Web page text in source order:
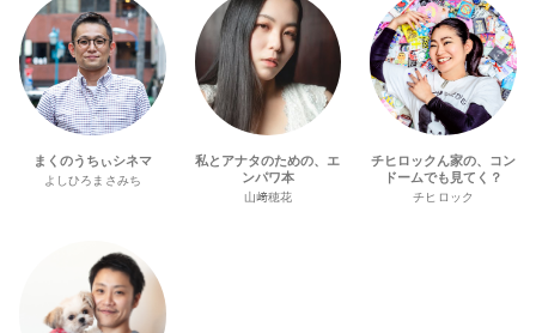
まくのうちぃシネマ
よしひろまさみち
私とアナタのための、エ
ンパワ本
山﨑穂花
チヒロックん家の、コン
ドームでも見てく？
チヒロック